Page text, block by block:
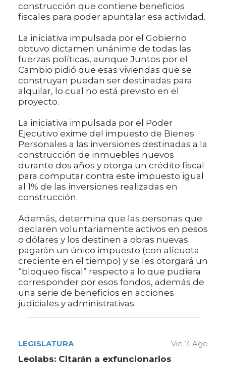
construcción que contiene beneficios
fiscales para poder apuntalar esa actividad.
La iniciativa impulsada por el Gobierno
obtuvo dictamen unánime de todas las
fuerzas políticas, aunque Juntos por el
Cambio pidió que esas viviendas que se
construyan puedan ser destinadas para
alquilar, lo cual no está previsto en el
proyecto.
La iniciativa impulsada por el Poder
Ejecutivo exime del impuesto de Bienes
Personales a las inversiones destinadas a la
construcción de inmuebles nuevos
durante dos años y otorga un crédito fiscal
para computar contra este impuesto igual
al 1% de las inversiones realizadas en
construcción.
Además, determina que las personas que
declaren voluntariamente activos en pesos
o dólares y los destinen a obras nuevas
pagarán un único impuesto (con alícuota
creciente en el tiempo) y se les otorgará un
“bloqueo fiscal” respecto a lo que pudiera
corresponder por esos fondos, además de
una serie de beneficios en acciones
judiciales y administrativas.
LEGISLATURA Vie 7. Ago
Leolabs: Citarán a exfuncionarios